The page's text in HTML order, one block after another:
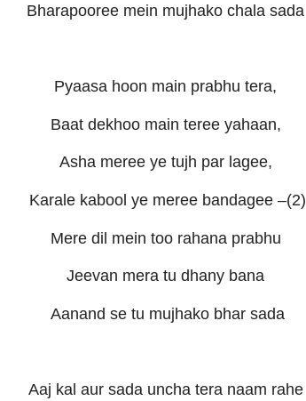
Bharapooree mein mujhako chala sada
Pyaasa hoon main prabhu tera,
Baat dekhoo main teree yahaan,
Asha meree ye tujh par lagee,
Karale kabool ye meree bandagee –(2)
Mere dil mein too rahana prabhu
Jeevan mera tu dhany bana
Aanand se tu mujhako bhar sada
Aaj kal aur sada uncha tera naam rahe